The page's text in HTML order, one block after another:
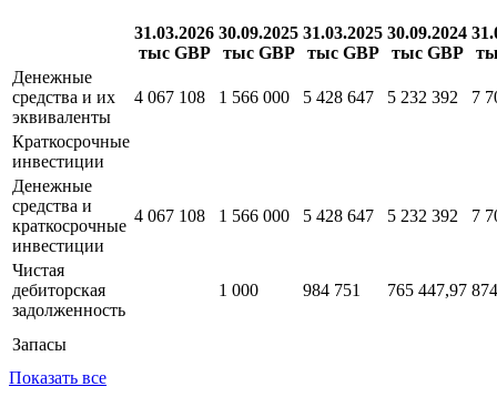
31.03.2026
тыс GBP
30.09.2025
тыс GBP
31.03.2025
тыс GBP
30.09.2024
тыс GBP
Денежные
средства и их
эквиваленты
4 067 108 1 566 000 5 428 647 5 232 392 7
Краткосрочные
инвестиции
Денежные
средства и
краткосрочные
инвестиции
4 067 108 1 566 000 5 428 647 5 232 392 7
Чистая
дебиторская
задолженность
1 000 984 751 765 447,97
Запасы
Показать все